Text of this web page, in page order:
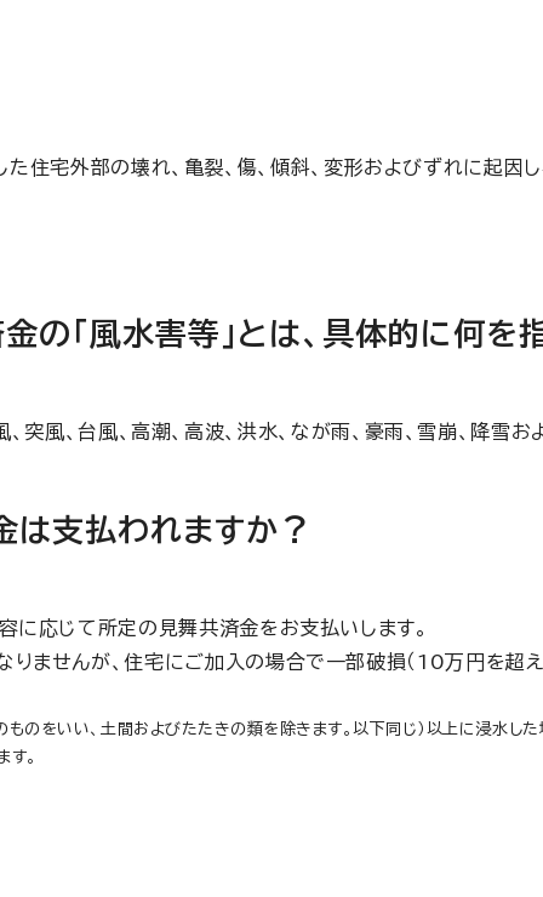
宅外部の壊れ、亀裂、傷、傾斜、変形およびずれに起
の「風水害等」とは、具体的に何を
、突風、台風、高潮、高波、洪水、なが雨、豪雨、雪崩、降雪お
は支払われますか？
に応じて所定の見舞共済金をお支払いします。
ませんが、住宅にご加入の場合で一部破損（10万円を超
のをいい、土間およびたたきの類を除きます。以下同じ）以上に浸水し
。